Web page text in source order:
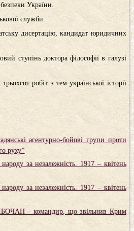
України.
служби.
дисертацію, кандидат юридичних
ступінь доктора філософії в галузі
робіт з тем української історії
агентурно-бойові групи проти
руху”
народу за незалежність. 1917 – квітень
народу за незалежність. 1917 – квітень
– командир, що звільнив Крим